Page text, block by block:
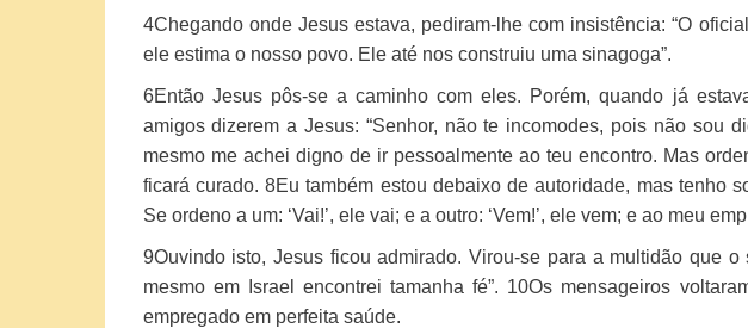
4Chegando onde Jesus estava, pediram-lhe com insistência: “O
ele estima o nosso povo. Ele até nos construiu uma sinagoga”.
6Então Jesus pôs-se a caminho com eles. Porém, quando já
amigos dizerem a Jesus: “Senhor, não te incomodes, pois não sou
mesmo me achei digno de ir pessoalmente ao teu encontro. Mas
ficará curado.8Eu também estou debaixo de autoridade, mas tenho
Se ordeno a um: ‘Vai!’, ele vai; e a outro: ‘Vem!’, ele vem; e ao meu
9Ouvindo isto, Jesus ficou admirado. Virou-se para a multidão que
mesmo em Israel encontrei tamanha fé”. 10Os mensageiros
empregado em perfeita saúde.